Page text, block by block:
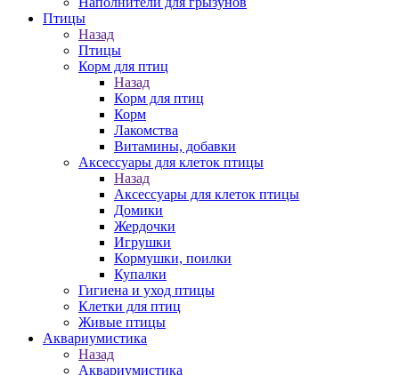
Птицы
Назад
Птицы
Корм для птиц
Назад
Корм для птиц
Корм
Лакомства
Витамины, добавки
Аксессуары для клеток птицы
Назад
Аксессуары для клеток птицы
Домики
Жердочки
Игрушки
Кормушки, поилки
Купалки
Гигиена и уход птицы
Клетки для птиц
Живые птицы
Аквариумистика
Назад
Аквариумистика